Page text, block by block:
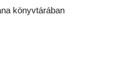
könyvtárában